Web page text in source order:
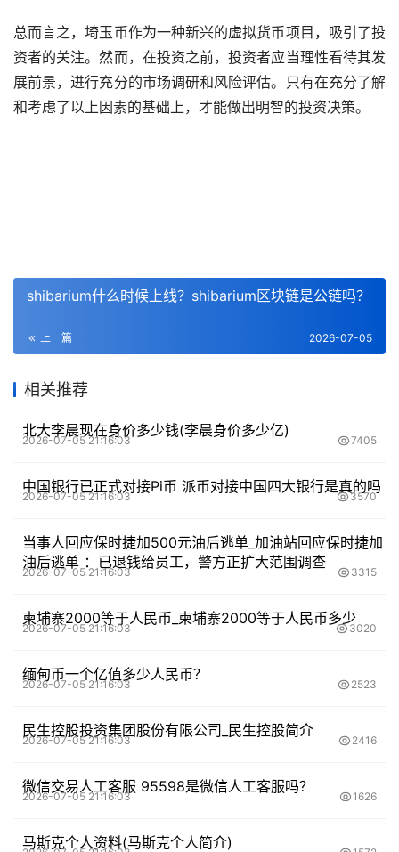
总而言之，埼玉币作为一种新兴的虚拟货币项目，吸引了投
资者的关注。然而，在投资之前，投资者应当理性看待其发
展前景，进行充分的市场调研和风险评估。只有在充分了解
和考虑了以上因素的基础上，才能做出明智的投资决策。
shibarium什么时候上线？shibarium区块链是公链吗？
上一篇 2026-07-05
相关推荐
北大李晨现在身价多少钱(李晨身价多少亿)
2026-07-05 21:16:03 7405
中国银行已正式对接Pi币 派币对接中国四大银行是真的吗
2026-07-05 21:16:03 3570
当事人回应保时捷加500元油后逃单_加油站回应保时捷加
油后逃单 ：已退钱给员工，警方正扩大范围调查
2026-07-05 21:16:03 3315
柬埔寨2000等于人民币_柬埔寨2000等于人民币多少
2026-07-05 21:16:03 3020
缅甸币一个亿值多少人民币？
2026-07-05 21:16:03 2523
民生控股投资集团股份有限公司_民生控股简介
2026-07-05 21:16:03 2416
微信交易人工客服 95598是微信人工客服吗？
2026-07-05 21:16:03 1626
马斯克个人资料(马斯克个人简介)